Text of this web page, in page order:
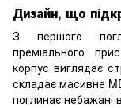
Дизайн, що
З першого
преміального
корпус виглядає
складає масивне
поглинає небажані